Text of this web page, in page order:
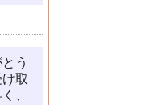
う
取
、